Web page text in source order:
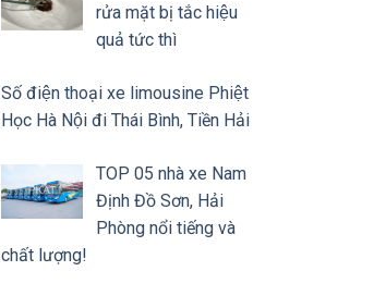
rửa mặt bị tắc hiệu
quả tức thì
Số điện thoại xe limousine Phiệt
Học Hà Nội đi Thái Bình, Tiền Hải
TOP 05 nhà xe Nam
Định Đồ Sơn, Hải
Phòng nổi tiếng và
chất lượng!